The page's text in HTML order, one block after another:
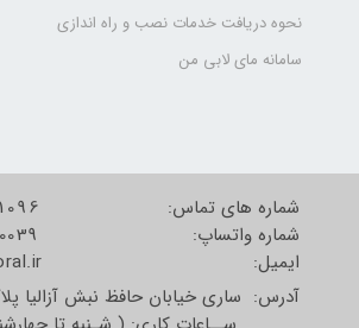
نحوه دریافت خدمات نصب و راه اندازی
سامانه مای لابی من
شماره های تماس:
شماره واتساپ:
​​​​​​​ایمیل:
آدرس: ساری خیابان حافظ نبش آزالیا پلاک 20